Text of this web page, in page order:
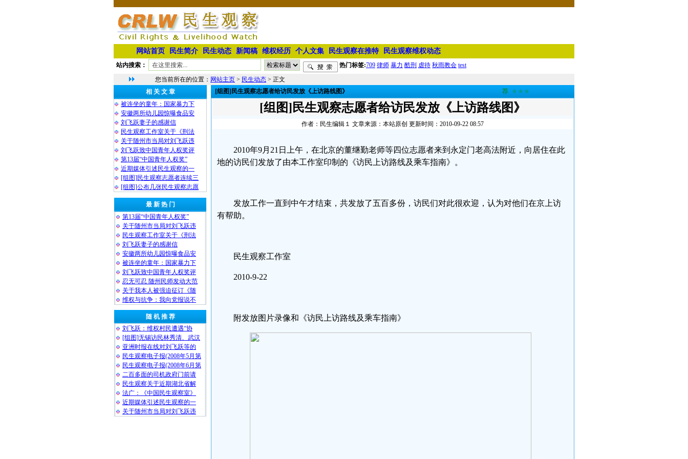
网站首页 民生简介 民生动态 新闻稿 维权经历 个人文集 民生观察在推特 民生观察维权动态
站内搜索： 热门标签:709 律师 暴力 酷刑 虐待 秋雨教会 test
您当前所在的位置： 网站主页 > 民生动态 > 正文
相 关 文 章
被连坐的童年：国家暴力下
安徽两所幼儿园惊曝食品安
刘飞跃妻子的感谢信
民生观察工作室关于《刑法
关于随州市当局对刘飞跃违
刘飞跃致中国青年人权奖评
第13届“中国青年人权奖”
近期媒体引述民生观察的一
[组图]民生观察志愿者连续三
[组图]公布几张民生观察志愿
最 新 热 门
第13届“中国青年人权奖”
关于随州市当局对刘飞跃违
民生观察工作室关于《刑法
刘飞跃妻子的感谢信
安徽两所幼儿园惊曝食品安
被连坐的童年：国家暴力下
刘飞跃致中国青年人权奖评
忍无可忍 随州民师发动大范
关于我本人被强迫征订《随
维权与抗争：我向党报说不
随 机 推 荐
刘飞跃：维权村民遭遇“协
[组图]无锡访民林秀清、武汉
亚洲时报在线对刘飞跃等的
民生观察电子报(2008年5月第
民生观察电子报(2008年6月第
二百多面的司机政府门前请
民生观察关于近期湖北省解
法广：《中国民生观察室》
近期媒体引述民生观察的一
关于随州市当局对刘飞跃违
[组图]民生观察志愿者给访民发放《上访路线图》 荐 ★★★
[组图]民生观察志愿者给访民发放《上访路线图》
作者：民生编辑１ 文章来源：本站原创 更新时间：2010-09-22 08:57
2010年9月21日上午，在北京的董继勤老师等四位志愿者来到永定门老高法附近，向居住在此
地的访民们发放了由本工作室印制的《访民上访路线及乘车指南》。
发放工作一直到中午才结束，共发放了五百多份，访民们对此很欢迎，认为对他们在京上访
有帮助。
民生观察工作室
2010-9-22
附发放图片录像和《访民上访路线及乘车指南》